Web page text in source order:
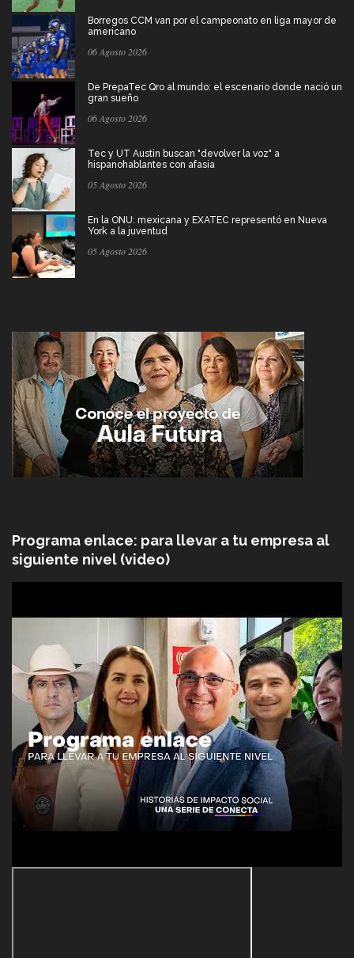
Borregos CCM van por el campeonato en liga mayor de
americano
06 Agosto 2026
De PrepaTec Qro al mundo: el escenario donde nació un
gran sueño
06 Agosto 2026
Tec y UT Austin buscan "devolver la voz" a
hispanohablantes con afasia
05 Agosto 2026
En la ONU: mexicana y EXATEC representó en Nueva
York a la juventud
05 Agosto 2026
Programa enlace: para llevar a tu empresa al
siguiente nivel (video)